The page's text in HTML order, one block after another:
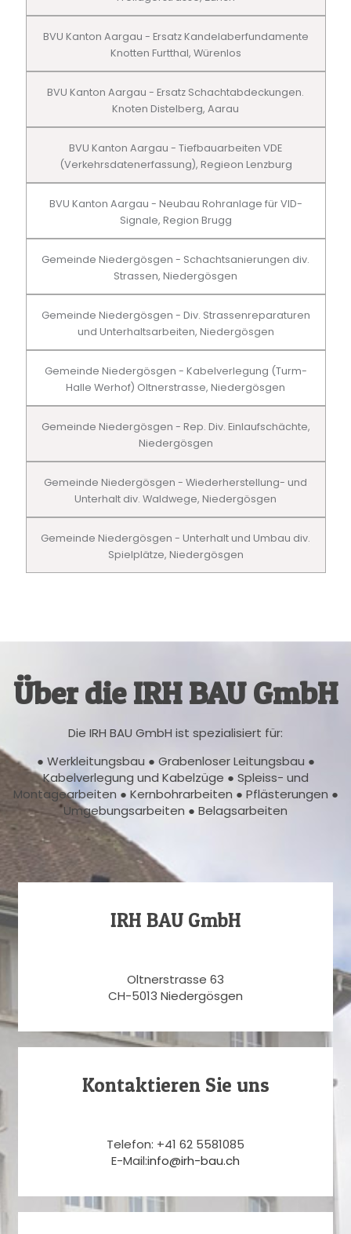
BVU Kanton Aargau - Ersatz Kandelaberfundamente
Knotten Furtthal, Würenlos
BVU Kanton Aargau - Ersatz Schachtabdeckungen.
Knoten Distelberg, Aarau
BVU Kanton Aargau - Tiefbauarbeiten VDE
(Verkehrsdatenerfassung), Regieon Lenzburg
BVU Kanton Aargau - Neubau Rohranlage für VID-
Signale, Region Brugg
Gemeinde Niedergösgen - Schachtsanierungen div.
Strassen, Niedergösgen
Gemeinde Niedergösgen - Div. Strassenreparaturen
und Unterhaltsarbeiten, Niedergösgen
Gemeinde Niedergösgen - Kabelverlegung (Turm-
Halle Werhof) Oltnerstrasse, Niedergösgen
Gemeinde Niedergösgen - Rep. Div. Einlaufschächte,
Niedergösgen
Gemeinde Niedergösgen - Wiederherstellung- und
Unterhalt div. Waldwege, Niedergösgen
Gemeinde Niedergösgen - Unterhalt und Umbau div.
Spielplätze, Niedergösgen
Über die IRH BAU GmbH
Die IRH BAU GmbH ist spezialisiert für:
● Werkleitungsbau ● Grabenloser Leitungsbau ●
Kabelverlegung und Kabelzüge ● Spleiss- und
Montagearbeiten ● Kernbohrarbeiten ● Pflästerungen ●
Umgebungsarbeiten ● Belagsarbeiten
IRH BAU GmbH
Oltnerstrasse 63
CH-5013 Niedergösgen
Kontaktieren Sie uns
Telefon: +41 62 5581085
E-Mail:info@irh-bau.ch